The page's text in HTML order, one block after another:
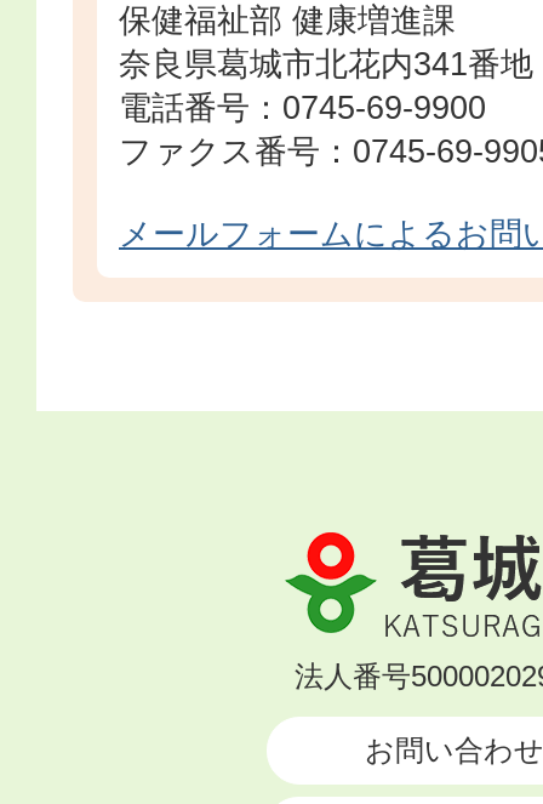
保健福祉部 健康増進課
奈良県葛城市北花内341番地
電話番号：0745-69-9900
ファクス番号：0745-69-
メールフォームによるお問
葛
城
市
KATSURAGI
法人番号
お問い合わせ